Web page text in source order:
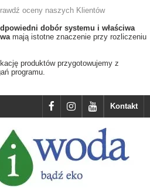
oceny naszych Klientów
dobór systemu i właściwa
mają istotne znaczenie przy rozliczeniu
produktów przygotowujemy z
programu.
Kontakt